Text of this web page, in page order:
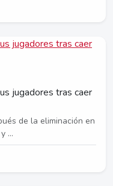
jugadores tras caer
de la eliminación en
...